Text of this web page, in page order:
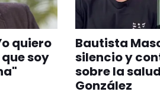
quiero
soy
Bautista
silencio y
sobre la
González